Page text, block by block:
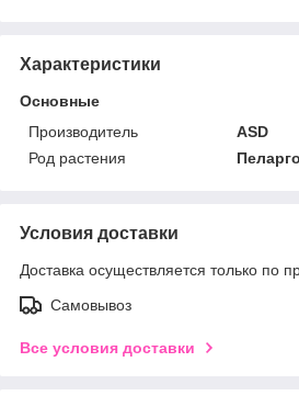
Характеристики
Основные
Производитель
ASD
Род растения
Условия доставки
Доставка осуществляется только по
Самовывоз
Все условия доставки